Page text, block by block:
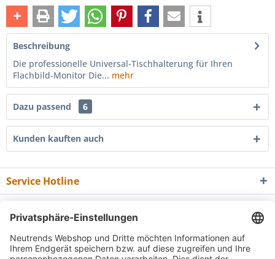
Beschreibung
Die professionelle Universal-Tischhalterung für Ihren
Flachbild-Monitor Die... mehr
Dazu passend 6
Kunden kauften auch
Service Hotline
Informationen